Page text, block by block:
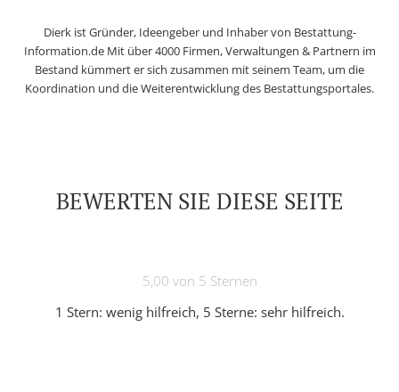
Dierk ist Gründer, Ideengeber und Inhaber von Bestattung-
Information.de Mit über 4000 Firmen, Verwaltungen & Partnern im
Bestand kümmert er sich zusammen mit seinem Team, um die
Koordination und die Weiterentwicklung des Bestattungsportales.
BEWERTEN SIE DIESE SEITE
5,00 von 5 Sternen
1 Stern: wenig hilfreich, 5 Sterne: sehr hilfreich.